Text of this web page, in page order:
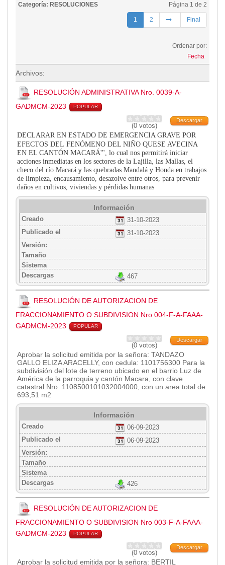
Categoría: RESOLUCIONES Página 1 de 2
1 2 Final
Ordenar por:
Fecha
Archivos:
RESOLUCIÓN ADMINISTRATIVA Nro. 0039-A-
GADMCM-2023
POPULAR
Descargar
(0 votos)
DECLARAR EN ESTADO DE EMERGENCIA GRAVE POR
EFECTOS DEL FENÓMENO DEL NIÑO QUESE AVECINA
EN EL CANTÓN MACARÁ'", lo cual nos permitirá iniciar
acciones inmediatas en los sectores de la Lajilla, las Mallas, el
checo del río Macará y las quebradas Mandalá y Honda en trabajos
de limpieza, encausamiento, desazolve entre otros, para prevenir
daños en cultivos, viviendas y pérdidas humanas
Información
Creado
31-10-2023
Publicado el
31-10-2023
Versión:
Tamaño
Sistema
Descargas
467
RESOLUCIÓN DE AUTORIZACION DE
FRACCIONAMIENTO O SUBDIVISION Nro 004-F-A-FAAA-
GADMCM-2023
POPULAR
Descargar
(0 votos)
Aprobar la solicitud emitida por la señora: TANDAZO
GALLO ELIZA ARACELLY, con cedula: 1101756300 Para la
subdivisión del lote de terreno ubicado en el barrio Luz de
América de la parroquia y cantón Macara, con clave
catastral Nro. 1108500101032004000, con un area total de
693,51 m2
Información
Creado
06-09-2023
Publicado el
06-09-2023
Versión:
Tamaño
Sistema
Descargas
426
RESOLUCIÓN DE AUTORIZACION DE
FRACCIONAMIENTO O SUBDIVISION Nro 003-F-A-FAAA-
GADMCM-2023
POPULAR
Descargar
(0 votos)
Aprobar la solicitud emitida por la señora: BERTIL
Eventos
Comunicados e Invitaciones
Socializaciones
Social
Transparencia
LOTAIP
GAD Macará
2025
2020
2024
2023
2022
2021
2016
2019
2014
2013
2012
EPRAMA
2021
2020
2019
2018
2017
2016
Protección de Derechos
Empresa Pública de Vivienda
2021